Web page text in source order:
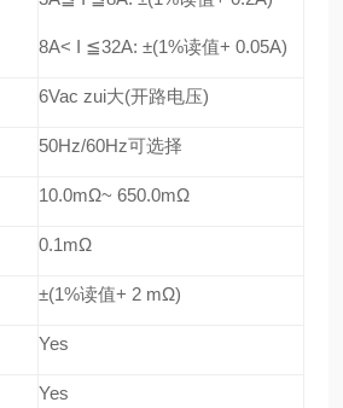
8A< I ≦32A: ±(1%读值+ 0.05A)
6Vac zui大(开路电压)
50Hz/60Hz可选择
10.0mΩ~ 650.0mΩ
0.1mΩ
±(1%读值+ 2 mΩ)
Yes
Yes